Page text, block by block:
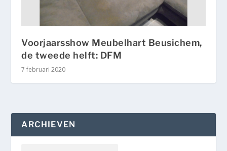
Voorjaarsshow Meubelhart Beusichem,
de tweede helft: DFM
7 februari 2020
ARCHIEVEN